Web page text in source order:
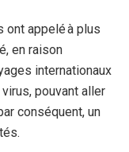
ont appelé à plus
en raison
internationaux
pouvant aller
conséquent, un